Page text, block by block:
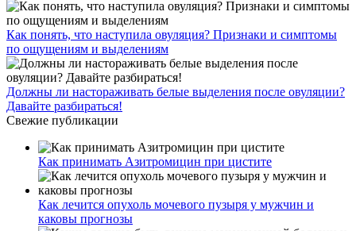
Как понять, что наступила овуляция? Признаки и симптомы
по ощущениям и выделениям
Должны ли настораживать белые выделения после овуляции?
Давайте разбираться!
Свежие публикации
Как принимать Азитромицин при цистите
Как лечится опухоль мочевого пузыря у мужчин и
каковы прогнозы